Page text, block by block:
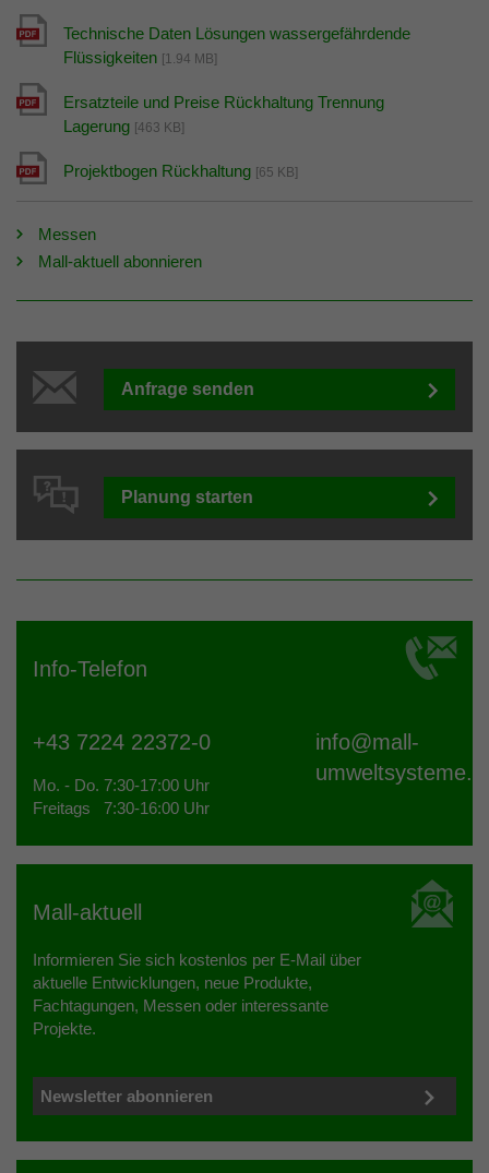
Technische Daten Lösungen wassergefährdende
Flüssigkeiten [1.94 MB]
Ersatzteile und Preise Rückhaltung Trennung
Lagerung [463 KB]
Projektbogen Rückhaltung [65 KB]
Messen
Mall-aktuell abonnieren
Anfrage senden
Planung starten
Info-Telefon
+43 7224 22372-0
Mo. - Do. 7:30-17:00 Uhr
Freitags 7:30-16:00 Uhr
info@mall-
Mall-aktuell
Informieren Sie sich kostenlos per E-Mail über
aktuelle Entwicklungen, neue Produkte,
Fachtagungen, Messen oder interessante
Projekte.
Newsletter abonnieren